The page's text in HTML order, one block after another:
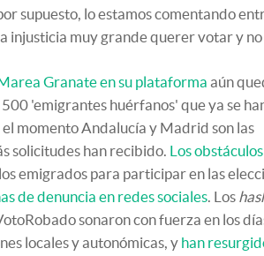
supuesto, lo estamos comentando
injusticia muy grande querer votar y
Granate en su plataforma aún
'emigrantes huérfanos' que ya se
momento Andalucía y Madrid son las
solicitudes han recibido. Los obstáculos
emigrados para participar en las
de denuncia en redes sociales. Los
sonaron con fuerza en los
locales y autonómicas, y han